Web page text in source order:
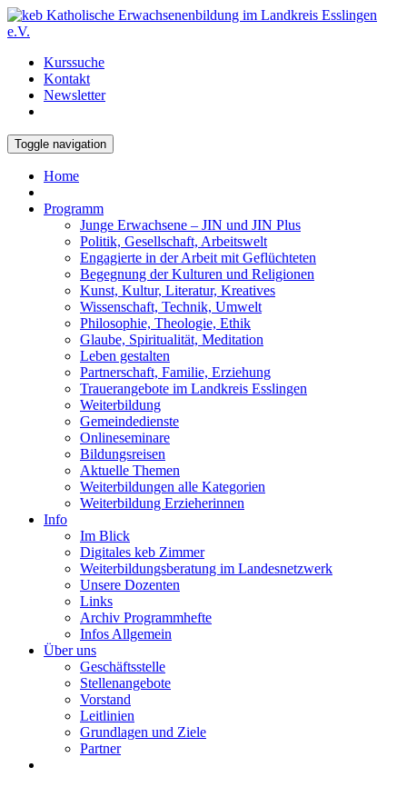
Kurssuche
Kontakt
Newsletter
Toggle navigation
Home
Programm
Junge Erwachsene – JIN und JIN Plus
Politik, Gesellschaft, Arbeitswelt
Engagierte in der Arbeit mit Geflüchteten
Begegnung der Kulturen und Religionen
Kunst, Kultur, Literatur, Kreatives
Wissenschaft, Technik, Umwelt
Philosophie, Theologie, Ethik
Glaube, Spiritualität, Meditation
Leben gestalten
Partnerschaft, Familie, Erziehung
Trauerangebote im Landkreis Esslingen
Weiterbildung
Gemeindedienste
Onlineseminare
Bildungsreisen
Aktuelle Themen
Weiterbildungen alle Kategorien
Weiterbildung Erzieherinnen
Info
Im Blick
Digitales keb Zimmer
Weiterbildungsberatung im Landesnetzwerk
Unsere Dozenten
Links
Archiv Programmhefte
Infos Allgemein
Über uns
Geschäftsstelle
Stellenangebote
Vorstand
Leitlinien
Grundlagen und Ziele
Partner